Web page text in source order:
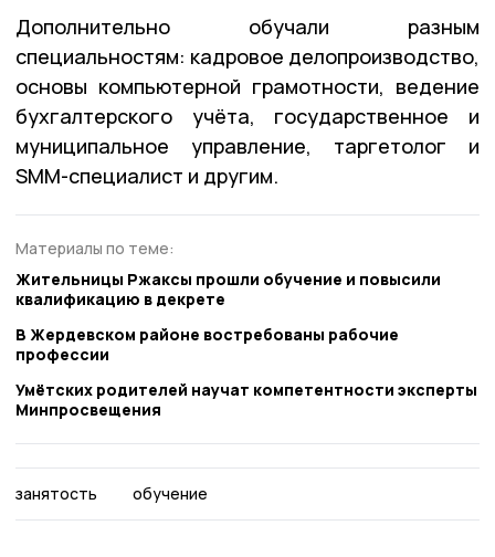
Дополнительно обучали разным
специальностям: кадровое делопроизводство,
основы компьютерной грамотности, ведение
бухгалтерского учёта, государственное и
муниципальное управление, таргетолог и
SMM-специалист и другим.
Материалы по теме:
Жительницы Ржаксы прошли обучение и повысили
квалификацию в декрете
В Жердевском районе востребованы рабочие
профессии
Умётских родителей научат компетентности эксперты
Минпросвещения
занятость обучение